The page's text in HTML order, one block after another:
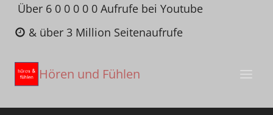
Zum
Inhalt
springen
Über 6 0 0 0 0 0 Aufrufe bei Youtube
& über 3 Million Seitenaufrufe
Hören und Fühlen